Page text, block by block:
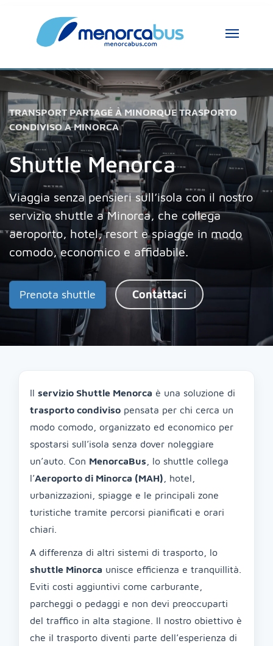
TRANSPORT PARTAGÉ À MINORQUE TRASPORTO
CONDIVISO A MINORCA
Shuttle Menorca
Viaggia senza pensieri sull’isola con il nostro
servizio shuttle a Minorca, che collega
aeroporto, hotel, resort e spiagge in modo
comodo, economico e affidabile.
Prenota shuttle Contattaci
Il servizio Shuttle Menorca è una soluzione di
trasporto condiviso pensata per chi cerca un
modo comodo, organizzato ed economico per
spostarsi sull’isola senza dover noleggiare
un’auto. Con MenorcaBus , lo shuttle collega
l’Aeroporto di Minorca (MAH) , hotel,
urbanizzazioni, spiagge e le principali zone
turistiche tramite percorsi pianificati e orari
chiari.
A differenza di altri sistemi di trasporto, lo
shuttle Minorca unisce efficienza e tranquillità.
Eviti costi aggiuntivi come carburante,
parcheggi o pedaggi e non devi preoccuparti
del traffico in alta stagione. Il nostro obiettivo è
che il trasporto diventi parte dell’esperienza di
Assistente MenorcaBus
MenorcaBus Assistant
Ciao, sono l’assistente di MenorcaBus. Come
posso aiutarti?